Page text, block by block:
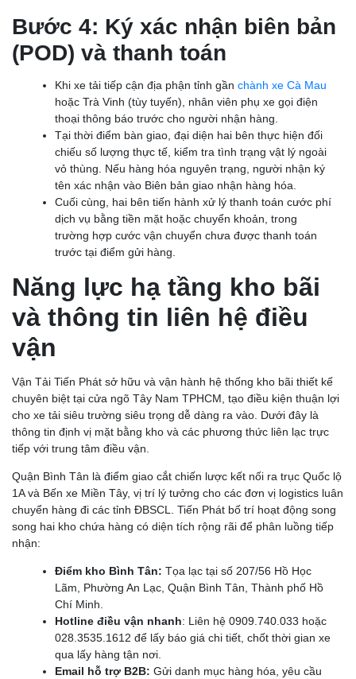
Bước 4: Ký xác nhận biên bản
(POD) và thanh toán
Khi xe tải tiếp cận địa phận tỉnh gần chành xe Cà Mau
hoặc Trà Vinh (tùy tuyến), nhân viên phụ xe gọi điện
thoại thông báo trước cho người nhận hàng.
Tại thời điểm bàn giao, đại diện hai bên thực hiện đối
chiếu số lượng thực tế, kiểm tra tình trạng vật lý ngoài
vỏ thùng. Nếu hàng hóa nguyên trạng, người nhận ký
tên xác nhận vào Biên bản giao nhận hàng hóa.
Cuối cùng, hai bên tiến hành xử lý thanh toán cước phí
dịch vụ bằng tiền mặt hoặc chuyển khoản, trong
trường hợp cước vận chuyển chưa được thanh toán
trước tại điểm gửi hàng.
Năng lực hạ tầng kho bãi
và thông tin liên hệ điều
vận
Vận Tải Tiến Phát sở hữu và vận hành hệ thống kho bãi thiết kế
chuyên biệt tại cửa ngõ Tây Nam TPHCM, tạo điều kiện thuận lợi
cho xe tải siêu trường siêu trọng dễ dàng ra vào. Dưới đây là
thông tin định vị mặt bằng kho và các phương thức liên lạc trực
tiếp với trung tâm điều vận.
Quận Bình Tân là điểm giao cắt chiến lược kết nối ra trục Quốc lộ
1A và Bến xe Miền Tây, vị trí lý tưởng cho các đơn vị logistics luân
chuyển hàng đi các tỉnh ĐBSCL. Tiến Phát bố trí hoạt động song
song hai kho chứa hàng có diện tích rộng rãi để phân luồng tiếp
nhận:
Điểm kho Bình Tân: Tọa lạc tại số 207/56 Hồ Học
Lãm, Phường An Lạc, Quận Bình Tân, Thành phố Hồ
Chí Minh.
Hotline điều vận nhanh: Liên hệ 0909.740.033 hoặc
028.3535.1612 để lấy báo giá chi tiết, chốt thời gian xe
qua lấy hàng tận nơi.
Email hỗ trợ B2B: Gửi danh mục hàng hóa, yêu cầu